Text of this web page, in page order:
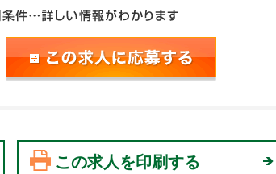
この求人を印刷する